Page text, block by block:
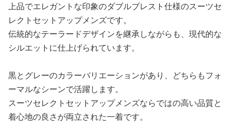
上品でエレガントな印象のダブルブレスト仕様のスーツセ
レクトセットアップメンズです。
伝統的なテーラードデザインを継承しながらも、現代的な
シルエットに仕上げられています。
黒とグレーのカラーバリエーションがあり、どちらもフォ
ーマルなシーンで活躍します。
スーツセレクトセットアップメンズならではの高い品質と
着心地の良さが両立された一着です。